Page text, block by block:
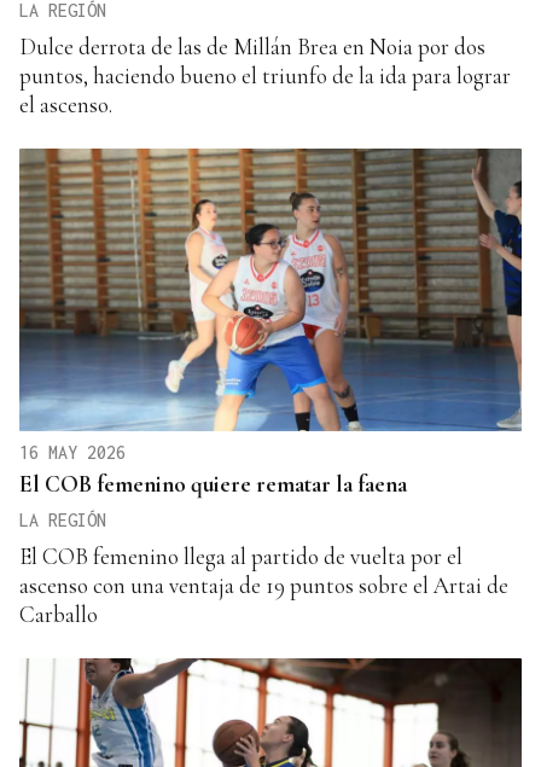
LA REGIÓN
Dulce derrota de las de Millán Brea en Noia por dos
puntos, haciendo bueno el triunfo de la ida para lograr
el ascenso.
16 MAY 2026
El COB femenino quiere rematar la faena
LA REGIÓN
El COB femenino llega al partido de vuelta por el
ascenso con una ventaja de 19 puntos sobre el Artai de
Carballo